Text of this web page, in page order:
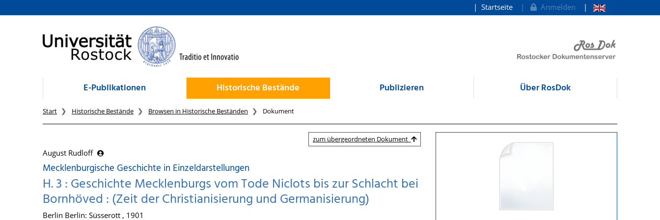
zum Inhalt
Startseite Anmelden
E-Publikationen Historische Bestände Publizieren Über RosDok
Start Historische Bestände Browsen in Historische Beständen Dokument
zum übergeordneten Dokument
August Rudloff
Mecklenburgische Geschichte in Einzeldarstellungen
H. 3 : Geschichte Mecklenburgs vom Tode Niclots bis zur Schlacht bei
Bornhöved : (Zeit der Christianisierung und Germanisierung)
Berlin Berlin: Süsserott , 1901